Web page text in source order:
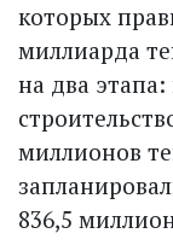
которых
миллиарда
на два
миллионов
836,5